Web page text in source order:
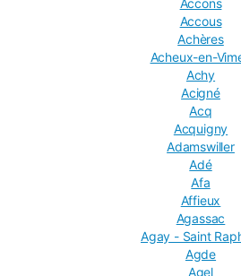
Accous
Achères
Acheux-en-
Achy
Acigné
Acq
Acquigny
Adamswiller
Adé
Afa
Affieux
Agassac
Agay - Saint
Agde
Agel